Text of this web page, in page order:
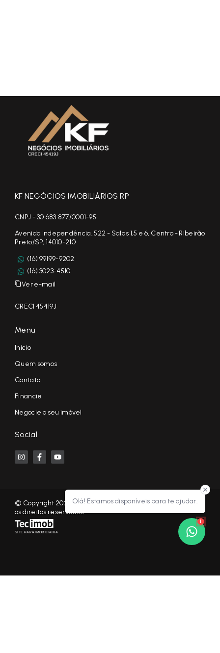
Olá! Estamos disponíveis para te ajudar.
1
KF NEGÓCIOS IMOBILIÁRIOS RP
CNPJ - 30.683.877/0001-95
Avenida Independência, 522 - Salas 1,5 e 6, Centro - Ribeirão
Preto/SP, 14010-210
(16) 99199-9202
(16) 3023-4510
Ver e-mail
CRECI 45419J
Menu
Início
Quem somos
Contato
Financie
Negocie o seu imóvel
Social
© Copyright 2026 - KF NEGÓCIOS IMOBILIÁRIOS RP - Todos
os direitos reservados
SITE PARA IMOBILIARIA